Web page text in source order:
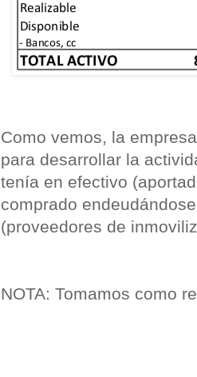
Como vemos, la
para desarrollar la
tenía en efectivo
comprado
(proveedores de
NOTA: Tomamos como